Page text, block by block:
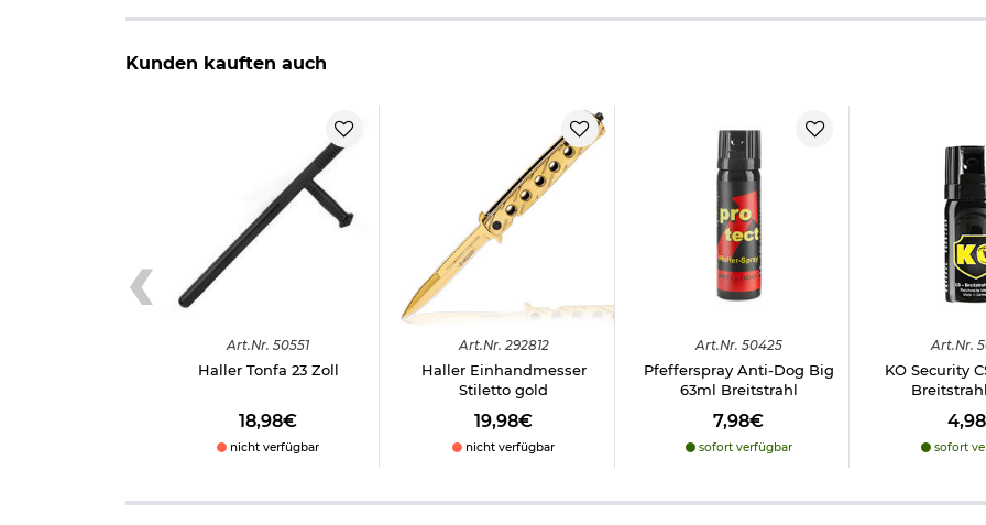
Kunden kauften auch
Art.Nr. 50551
Haller Tonfa 23 Zoll
18,98€
nicht verfügbar
Art.Nr. 292812
Haller Einhandmesser
Stiletto gold
19,98€
nicht verfügbar
Art.Nr. 50425
Pfefferspray Anti-Dog Big
63ml Breitstrahl
7,98€
sofort verfügbar
Art.Nr.
KO Security
sofort